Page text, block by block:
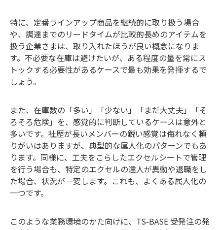
特に、定番ラインアップ商品を継続的に取り扱う場合
や、調達までのリードタイムが比較的長めのアイテムを
扱う企業さまは、取り入れたほうが良い概念になりま
す。不必要な在庫は避けたいが、ある程度の量を常にス
トックする必要性があるケースで最も効果を発揮するで
しょう。
また、在庫数の「多い」「少ない」「まだ大丈夫」「そ
ろそろ危険」を、感覚的に判断しているケースは意外と
多いです。社歴が長いメンバーの鋭い感覚は侮れなく頼
りがいはありますが、典型的な属人化のパターンでもあ
ります。同様に、工夫をこらしたエクセルシートで管理
を行う場合も、特定のエクセルの達人が異動や退職をし
た場合、状況が一変します。これも、よくある属人化の
一つです。
このような業務環境のかた向けに、TS-BASE 受発注の発